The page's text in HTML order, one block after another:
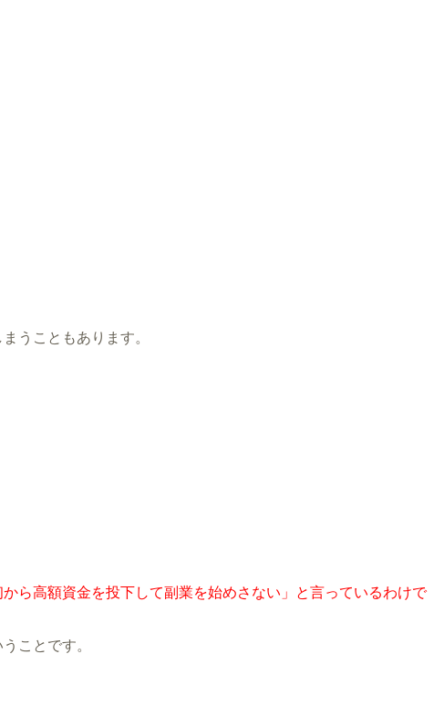
うこともあります。
ら高額資金を投下して副業を始めさない」と言っているわけで
うことです。